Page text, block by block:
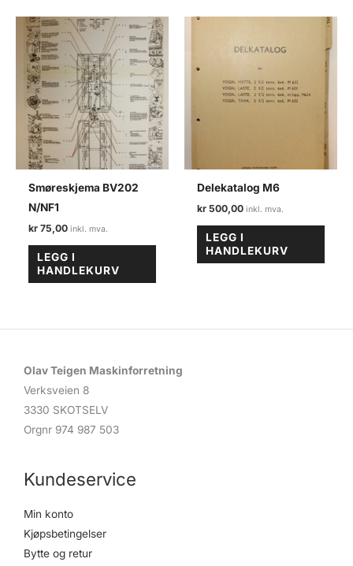
Smøreskjema BV202
N/NF1
kr 75,00
LEGG I
HANDLEKURV
Delekatalog M6
kr 500,00
LEGG I
HANDLEKURV
Olav Teigen Maskinforretning
Verksveien 8
3330 SKOTSELV
Orgnr 974 987 503
Kundeservice
Min konto
Kjøpsbetingelser
Bytte og retur